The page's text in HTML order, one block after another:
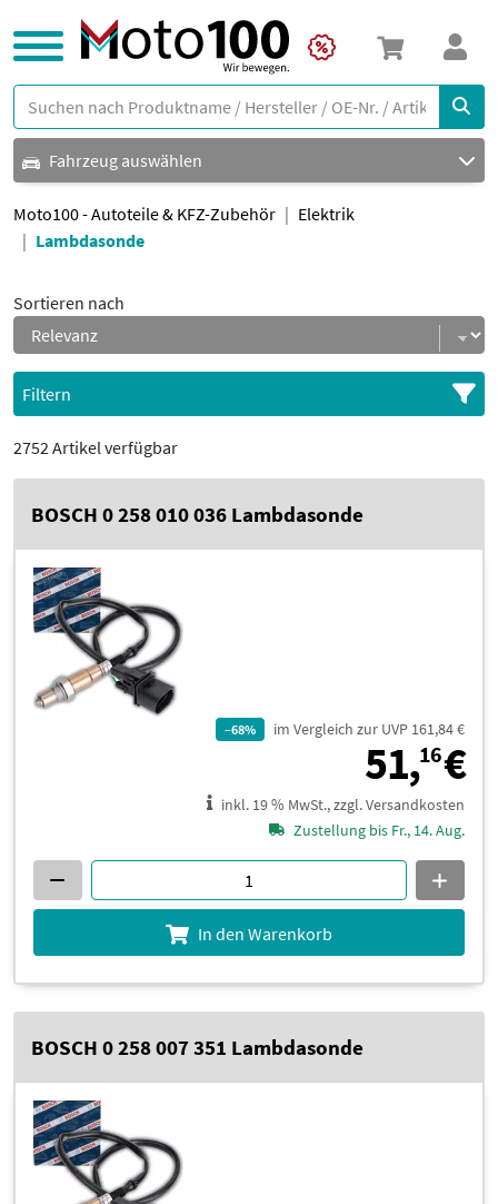
Fahrzeug auswählen
Moto100 - Autoteile & KFZ-Zubehör
Elektrik
Lambdasonde
Sortieren nach
Filtern
2752 Artikel verfügbar
BOSCH 0 258 010 036 Lambdasonde
–68% im Vergleich zur UVP 161,84 €
51,16€
inkl. 19 % MwSt., zzgl. Versandkosten
Zustellung bis Fr., 14. Aug.
In den Warenkorb
BOSCH 0 258 007 351 Lambdasonde